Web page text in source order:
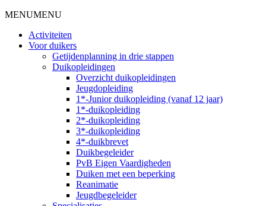
MENUMENU
Activiteiten
Voor duikers
Getijdenplanning in drie stappen
Duikopleidingen
Overzicht duikopleidingen
Jeugdopleiding
1*-Junior duikopleiding (vanaf 12 jaar)
1*-duikopleiding
2*-duikopleiding
3*-duikopleiding
4*-duikbrevet
Duikbegeleider
PvB Eigen Vaardigheden
Duiken met een beperking
Reanimatie
Jeugdbegeleider